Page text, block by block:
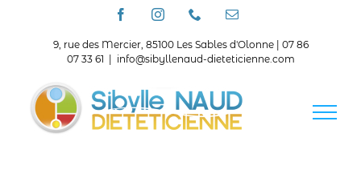
FacebookInstagramTéléphoneEmail
9, rue des Mercier, 85100 Les Sables d'Olonne | 07 86
07 33 61
info@sibyllenaud-dieteticienne.com